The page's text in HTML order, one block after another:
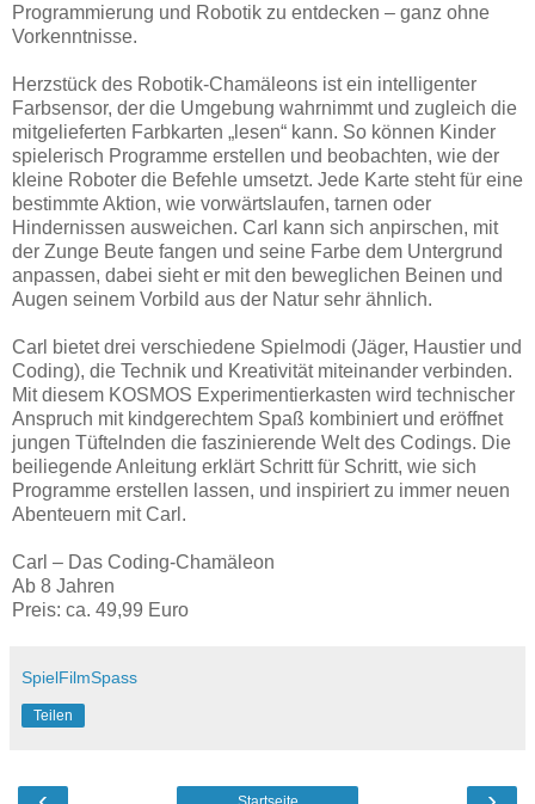
Programmierung und Robotik zu entdecken – ganz ohne
Vorkenntnisse.
Herzstück des Robotik-Chamäleons ist ein intelligenter
Farbsensor, der die Umgebung wahrnimmt und zugleich die
mitgelieferten Farbkarten „lesen“ kann. So können Kinder
spielerisch Programme erstellen und beobachten, wie der
kleine Roboter die Befehle umsetzt. Jede Karte steht für eine
bestimmte Aktion, wie vorwärtslaufen, tarnen oder
Hindernissen ausweichen. Carl kann sich anpirschen, mit
der Zunge Beute fangen und seine Farbe dem Untergrund
anpassen, dabei sieht er mit den beweglichen Beinen und
Augen seinem Vorbild aus der Natur sehr ähnlich.
Carl bietet drei verschiedene Spielmodi (Jäger, Haustier und
Coding), die Technik und Kreativität miteinander verbinden.
Mit diesem KOSMOS Experimentierkasten wird technischer
Anspruch mit kindgerechtem Spaß kombiniert und eröffnet
jungen Tüftelnden die faszinierende Welt des Codings. Die
beiliegende Anleitung erklärt Schritt für Schritt, wie sich
Programme erstellen lassen, und inspiriert zu immer neuen
Abenteuern mit Carl.
Carl – Das Coding-Chamäleon
Ab 8 Jahren
Preis: ca. 49,99 Euro
SpielFilmSpass
Teilen